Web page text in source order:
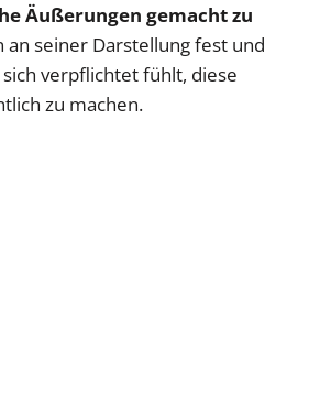
Äußerungen gemacht zu
an seiner Darstellung fest und
verpflichtet fühlt, diese
zu machen.